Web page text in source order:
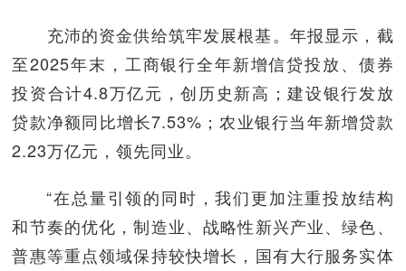
充沛的资金供给筑牢发展根基。年报显示，截
至2025年末，工商银行全年新增信贷投放、债券
投资合计4.8万亿元，创历史新高；建设银行发放
贷款净额同比增长7.53%；农业银行当年新增贷款
2.23万亿元，领先同业。
“在总量引领的同时，我们更加注重投放结构
和节奏的优化，制造业、战略性新兴产业、绿色、
普惠等重点领域保持较快增长，国有大行服务实体